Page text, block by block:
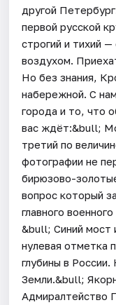
другой
первой русской
строгий и тихий
воздухом.
Но без знания,
набережной. С
города и то, что
вас ждёт:&bull;
третий по
фотографии не
бирюзово-
вопрос который
главного
&bull; Синий мост
нулевая отметка
глубины в
Земли.&bull;
Адмиралтейство